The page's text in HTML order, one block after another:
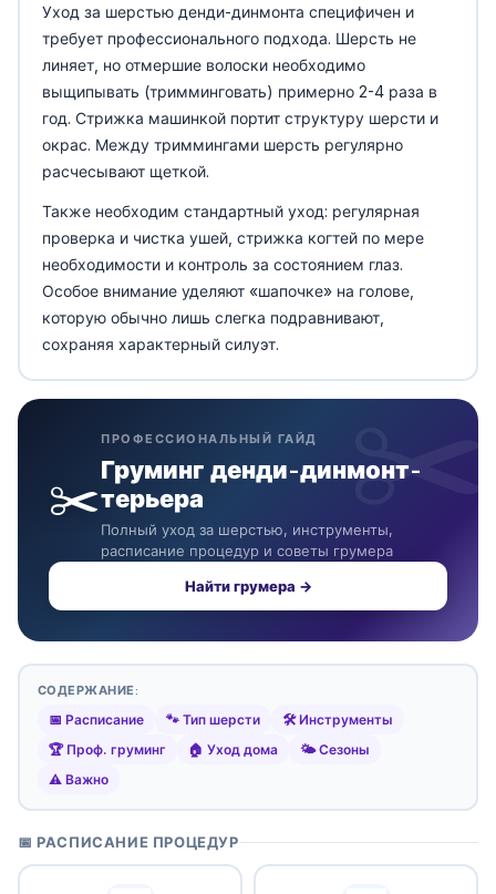
Уход за шерстью денди-динмонта специфичен и
требует профессионального подхода. Шерсть не
линяет, но отмершие волоски необходимо
выщипывать (тримминговать) примерно 2-4 раза в
год. Стрижка машинкой портит структуру шерсти и
окрас. Между триммингами шерсть регулярно
расчесывают щеткой.
Также необходим стандартный уход: регулярная
проверка и чистка ушей, стрижка когтей по мере
необходимости и контроль за состоянием глаз.
Особое внимание уделяют «шапочке» на голове,
которую обычно лишь слегка подравнивают,
сохраняя характерный силуэт.
✂️
ПРОФЕССИОНАЛЬНЫЙ ГАЙД
Груминг денди-динмонт-
терьера
Полный уход за шерстью, инструменты,
расписание процедур и советы грумера
Найти грумера →
СОДЕРЖАНИЕ:
📅 Расписание 🐾 Тип шерсти
🛠️ Инструменты
🏆 Проф. груминг
🏠 Уход дома
🌤️ Сезоны
⚠️ Важно
📅 РАСПИСАНИЕ ПРОЦЕДУР